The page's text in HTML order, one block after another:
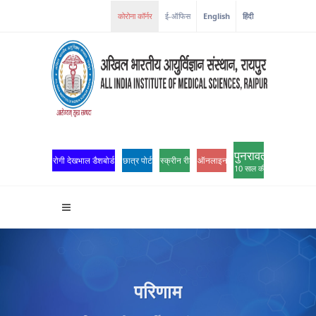
कोरोना कॉर्नर ई-ऑफिस English हिंदी
रोगी देखभाल डैशबोर्ड छात्र पोर्टल स्क्रीन रीडर एक्सेसऑनलाइन ओपीडी पंजीकरण
पुनरावर्तन
10 साल की उत्कृष्टता
परिणाम